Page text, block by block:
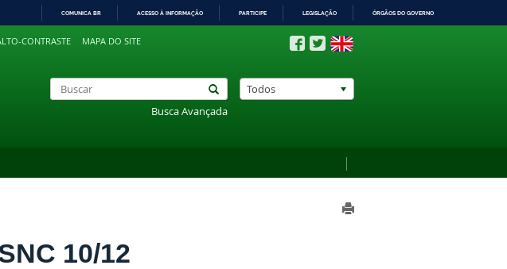
COMUNICA BR ACESSO À INFORMAÇÃO PARTICIPE LEGISLAÇÃO ÓRGÃOS DO GOVERNO
CONTRASTE MAPA DO SITE
Busca Avançada
Todos
10/12